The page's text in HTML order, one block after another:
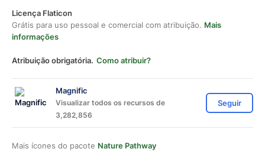
Licença Flaticon
Grátis para uso pessoal e comercial com atribuição. Mais
informações
Atribuição obrigatória. Como atribuir?
Magnific
Visualizar todos os recursos de
3,282,856
Seguir
Mais ícones do pacote Nature Pathway